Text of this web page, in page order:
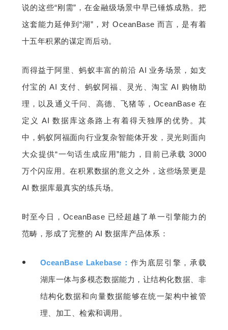
说的这些“刚需”，在金融级场景中早已锤炼成熟。把
这套能力延伸到“湖”，对 OceanBase 而言，是有着
十五年积累的谋定而后动。
而得益于阿里、蚂蚁丰富的前沿 AI 业务场景，如支
付宝的 AI 支付、蚂蚁阿福、灵光、淘宝 AI 购物助
理，以及通义千问、高德、飞猪等，OceanBase 在
定义 AI 数据库这条路上有着得天独厚的优势。其
中，蚂蚁阿福面向行业复杂智能体开发，灵光则面向
大众提供“一句话生成应用”能力，目前已承载 3000
万个闪应用。在积累数据的意义之外，这些场景更是
AI 数据库最真实的练兵场。
时至今日，OceanBase 已经超越了单一引擎能力的
范畴，形成了完整的 AI 数据库产品体系：
OceanBase Lakebase： 作为底层引擎，承载
湖库一体与多模态数据能力，让结构化数据、非
结构化数据和向量数据能够在统一架构中被管
理、加工、检索和调用。